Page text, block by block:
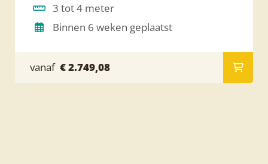
3 tot 4 meter
Binnen 6 weken geplaatst
vanaf € 2.749,08